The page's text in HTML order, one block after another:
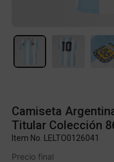
Camiseta
Titular Colección
Item No. LELTO0126041
Precio final